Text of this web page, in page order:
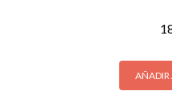
AÑADIR